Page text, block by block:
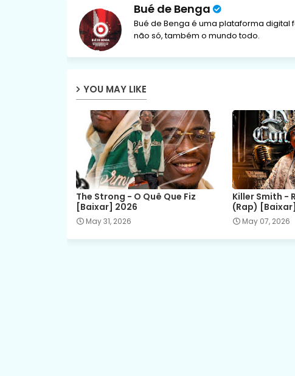
Bué de Benga
Bué de Benga é uma plataforma
não só, também o mundo todo.
YOU MAY LIKE
The Strong - O Quê Que Fiz
[Baixar] 2026
May 31, 2026
Killer Smith -
(Rap)
May 07, 2026